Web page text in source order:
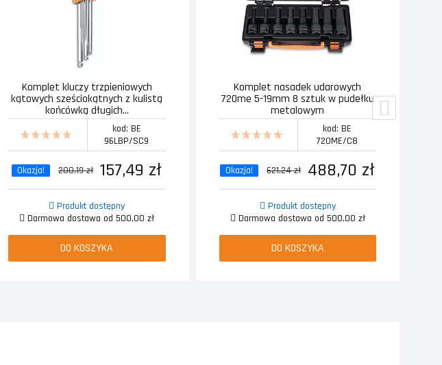
Komplet kluczy trzpieniowych
kątowych sześciokątnych z kulistą
końcówką długich...
kod: BE
96LBP/SC9
Okazja! 200,19 zł 157,49 zł
Produkt dostępny
Darmowa dostawa od 500,00 zł
DO KOSZYKA
Komplet nasadek udarowych
720me 5-19mm 8 sztuk w pudełku
metalowym
kod: BE
720ME/C8
Okazja! 621,24 zł 488,70 zł
Produkt dostępny
Darmowa dostawa od 500,00 zł
DO KOSZYKA